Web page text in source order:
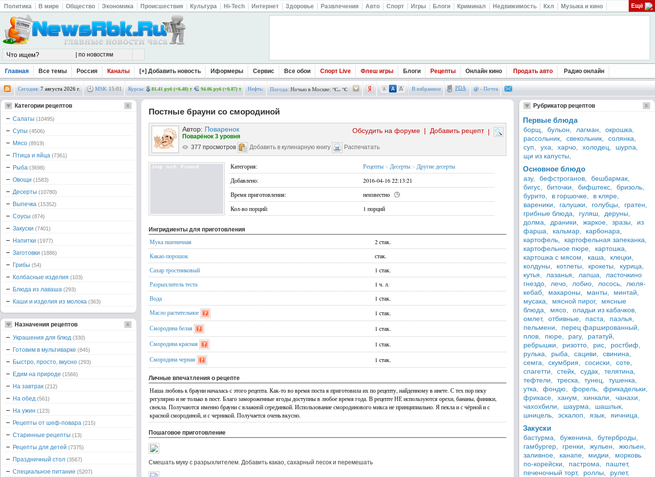
Политика В мире Общество Экономика Происшествия Культура Hi-Tech Интернет Здоровье Развлечения Авто Спорт Игры Блоги Криминал Недвижимость Кхл Музыка и кино Ещё
Главная Все темы Россия Каналы [+] Добавить новость Иформеры Сервис Все обои Спорт Live Флеш игры Блоги Рецепты Онлайн кино Продать авто Радио онлайн
Сегодня: 7 августа 2026 г. MSK 15:01 Курсы: 81.41 руб (+0.48) 94.06 руб (+0.87) Нефть: Погода: Ночью в Москве: °C.. °C В избранное PDA @ - Почта
Постные брауни со смородиной
Автор: Поваренок |
Добавить рецепт
|
Обсудить на форуме
Поварёнок 3 уровня
377 просмотров
Добавить в кулинарную книгу Распечатать
Категория: Рецепты > Десерты > Другие десерты
Добавлено:
2016-04-16 22:13:21
Время приготовления:
неизвестно
Кол-во порций:
1 порций
Ингридиенты для приготовления
Мука пшеничная
2 стак.
Какао-порошок
стак.
Сахар тростниковый
1 стак.
Разрыхлитель теста
1 ч. л.
Вода
1 стак.
Масло растительное
1 стак.
Смородина белая
1 стак.
Смородина красная
1 стак.
Смородина черная
1 стак.
Личные впечатления о рецепте
Наша любовь к брауни началась с этого рецепта. Как-то во время поста я приготовила их по рецепту, найденному в инете. С тех пор пеку
регулярно и не только в пост. Благо замороженные ягоды доступны в любое время года. В рецепте НЕ используются орехи, бананы, финики,
свекла. Получаются именно брауни с влажной серединкой. Использование смородинового микса не принципиально. Я пекла и с чёрной и с
красной смородиной, и с черникой. Получается очень вкусно.
Пошаговое приготовление
Смешать муку с разрыхлителем. Добавить какао, сахарный песок и перемешать
Категории рецептов
Салаты (10495)
Супы (4506)
Мясо (8919)
Птица и яйца (7361)
Рыба (3698)
Овощи (1583)
Десерты (10780)
Выпечка (15352)
Соусы (874)
Закуски (7401)
Напитки (1977)
Заготовки (1886)
Грибы (54)
Колбасные изделия (103)
Блюда из лаваша (293)
Каши и изделия из молока (363)
Назначения рецептов
Украшения для блюд (330)
Готовим в мультиварке (845)
Быстро, просто, вкусно (293)
Едим на природе (1566)
На завтрак (212)
На обед (561)
На ужин (123)
Рецепты от шеф-повара (215)
Старинные рецепты (13)
Рецепты для детей (7375)
Праздничный стол (3567)
Специальное питание (5207)
Рубрикатор рецептов
Первые блюда
борщ, бульон, лагман,
окрошка,
рассольник,
свекольник,
солянка,
суп,
уха, харчо, холодец,
шурпа,
щи из капусты,
Основное блюдо
азу, бефстроганов,
бешбармак,
бигус,
биточки, бифштекс,
бризоль,
бурито,
в горшочке,
в кляре,
вареники,
галушки, голубцы,
гратен,
грибные блюда,
гуляш,
деруны,
долма,
драники, жаркое, зразы,
из
фарша,
кальмар,
карбонара,
картофель,
картофельная запеканка,
картофельное пюре,
картошка,
картошка с мясом,
каша,
клецки,
колдуны,
котлеты, крокеты,
курица,
кутья,
лазанья, лапша,
ласточкино
гнездо,
лечо, лобио, лосось,
люля-
кебаб,
макароны, манты,
минтай,
мусака,
мясной пирог,
мясные
блюда,
мясо,
оладьи из кабачков,
омлет,
отбивные, паста,
паэлья,
пельмени,
перец фаршированный,
плов,
пюре, рагу,
рататуй,
ребрышки,
ризотто, рис,
ростбиф,
рулька,
рыба, сациви,
свинина,
семга,
скумбрия, сосиски,
соте,
спагетти,
стейк, судак,
телятина,
тефтели,
треска, тунец,
тушенка,
утка,
фондю, форель,
фрикадельки,
фрикасе,
ханум, хинкали,
чанахи,
чахохбили,
шаурма,
шашлык,
шницель,
эскалоп, язык, яичница,
Закуски
бастурма, буженина,
бутерброды,
гамбургер,
гренки, жульен,
жюльен,
заливное,
канапе, мидии,
морковь
по-корейски,
пастрома,
паштет,
печеночный торт,
роллы,
рулет,